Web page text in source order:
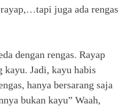
juga ada rengas
dengan rengas. Rayap
kayu. Jadi, kayu habis
hanya bersarang saja
bukan kayu” Waah,